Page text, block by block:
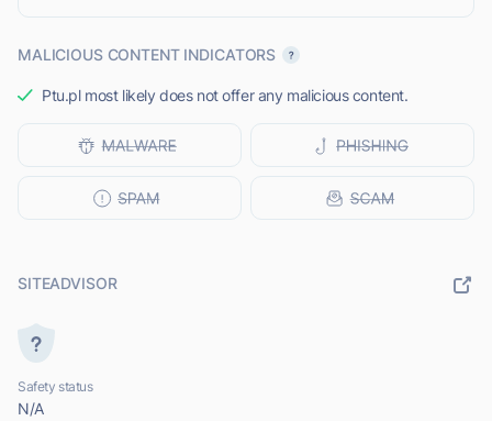
MALICIOUS CONTENT INDICATORS
Ptu.pl most likely does not offer any malicious content.
SITEADVISOR
Safety status
N/A